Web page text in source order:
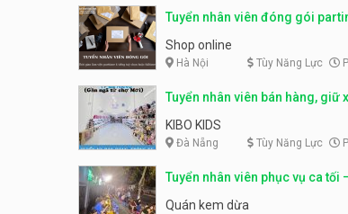
Tuyển nhân viên đóng gói
fulltime
Shop online
Hà Nội Tùy Năng Lực
Tuyển nhân viên bán hàng, giữ
– Kibo Kid
KIBO KIDS
Đà Nẵng Tùy Năng Lực
Tuyển nhân viên phục vụ ca tối
dừa
Quán kem dừa